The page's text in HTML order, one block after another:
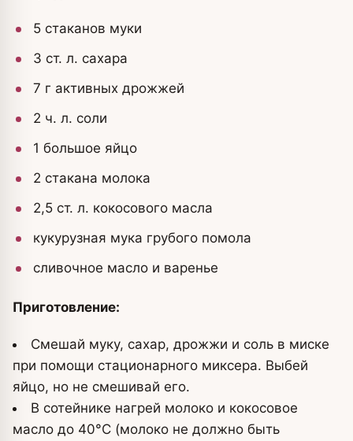
5 стаканов муки
3 ст. л. сахара
7 г активных дрожжей
2 ч. л. соли
1 большое яйцо
2 стакана молока
2,5 ст. л. кокосового масла
кукурузная мука грубого помола
сливочное масло и варенье
Приготовление:
Cмешай муку, сахар, дрожжи и соль в миске
при помощи стационарного миксера. Выбей
яйцо, но не смешивай его.
В сотейнике нагрей молоко и кокосовое
масло до 40°С (молоко не должно быть